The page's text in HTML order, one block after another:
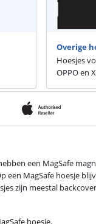
Overige
Hoesjes
OPPO en
een MagSafe
een MagSafe hoesje
zijn meestal
hoesje.